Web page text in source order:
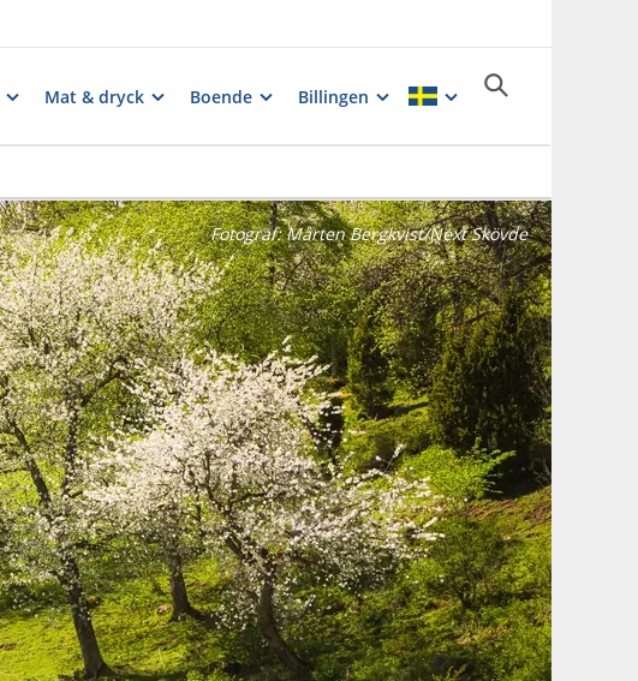
Mat & dryck Boende Billingen
Fotograf:Mårten Bergkvist/Next Skövde